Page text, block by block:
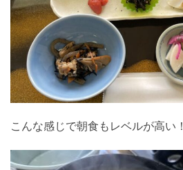
こんな感じで朝食もレベルが高い！